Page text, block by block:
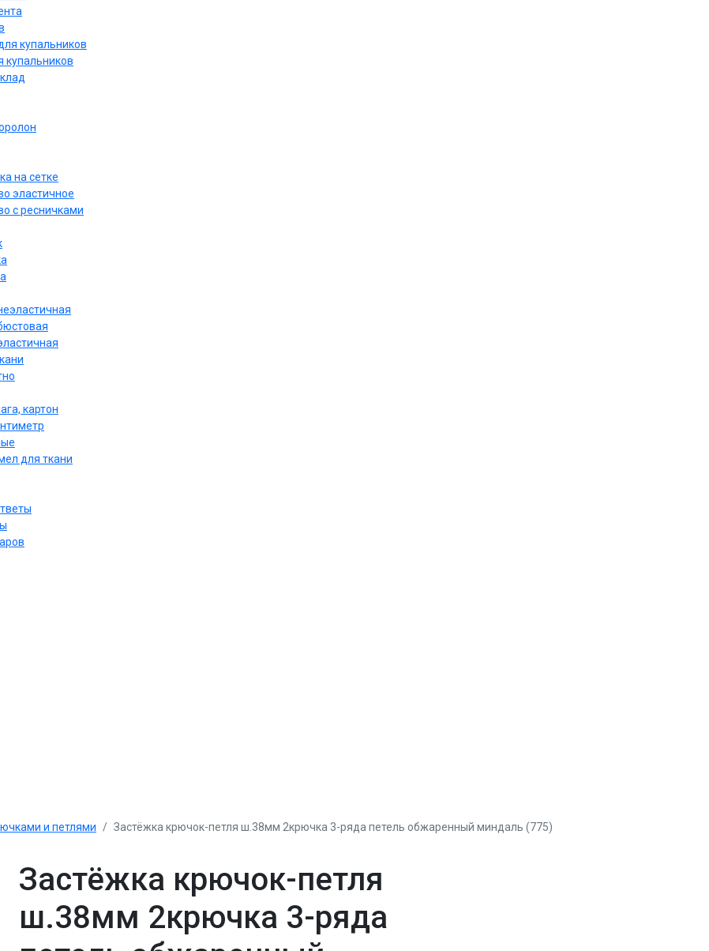
купальников
купальников
на сетке
эластичное
с ресничками
картон
для ткани
и петлями Застёжка крючок-петля ш.38мм 2крючка 3-ряда петель обжаренный миндаль (775)
Застёжка крючок-петля
ш.38мм 2крючка 3-ряда